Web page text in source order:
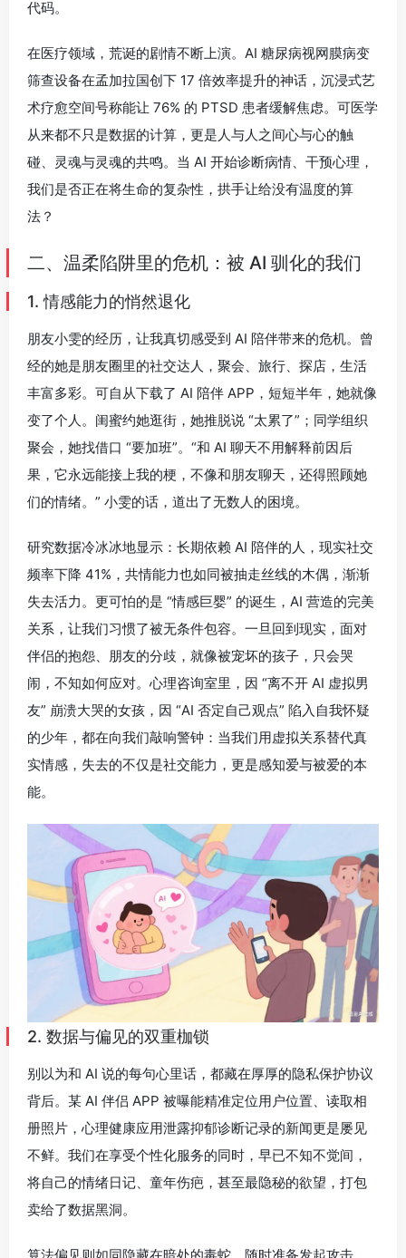
代码。
在医疗领域，荒诞的剧情不断上演。AI 糖尿病视网膜病变
筛查设备在孟加拉国创下 17 倍效率提升的神话，沉浸式艺
术疗愈空间号称能让 76% 的 PTSD 患者缓解焦虑。可医学
从来都不只是数据的计算，更是人与人之间心与心的触
碰、灵魂与灵魂的共鸣。当 AI 开始诊断病情、干预心理，
我们是否正在将生命的复杂性，拱手让给没有温度的算
法？
二、温柔陷阱里的危机：被 AI 驯化的我们
1. 情感能力的悄然退化
朋友小雯的经历，让我真切感受到 AI 陪伴带来的危机。曾
经的她是朋友圈里的社交达人，聚会、旅行、探店，生活
丰富多彩。可自从下载了 AI 陪伴 APP，短短半年，她就像
变了个人。闺蜜约她逛街，她推脱说 “太累了”；同学组织
聚会，她找借口 “要加班”。“和 AI 聊天不用解释前因后
果，它永远能接上我的梗，不像和朋友聊天，还得照顾她
们的情绪。” 小雯的话，道出了无数人的困境。
研究数据冷冰冰地显示：长期依赖 AI 陪伴的人，现实社交
频率下降 41%，共情能力也如同被抽走丝线的木偶，渐渐
失去活力。更可怕的是 “情感巨婴” 的诞生，AI 营造的完美
关系，让我们习惯了被无条件包容。一旦回到现实，面对
伴侣的抱怨、朋友的分歧，就像被宠坏的孩子，只会哭
闹，不知如何应对。心理咨询室里，因 “离不开 AI 虚拟男
友” 崩溃大哭的女孩，因 “AI 否定自己观点” 陷入自我怀疑
的少年，都在向我们敲响警钟：当我们用虚拟关系替代真
实情感，失去的不仅是社交能力，更是感知爱与被爱的本
能。
2. 数据与偏见的双重枷锁
别以为和 AI 说的每句心里话，都藏在厚厚的隐私保护协议
背后。某 AI 伴侣 APP 被曝能精准定位用户位置、读取相
册照片，心理健康应用泄露抑郁诊断记录的新闻更是屡见
不鲜。我们在享受个性化服务的同时，早已不知不觉间，
将自己的情绪日记、童年伤疤，甚至最隐秘的欲望，打包
卖给了数据黑洞。